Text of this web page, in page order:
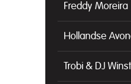
Freddy Moreira
Hollandse
Trobi & DJ